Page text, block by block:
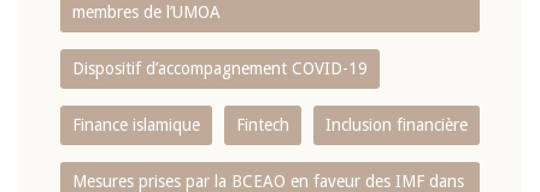
membres de l’UMOA
Dispositif d’accompagnement COVID-19
Finance islamique Fintech Inclusion financière
Mesures prises par la BCEAO en faveur des IMF dans